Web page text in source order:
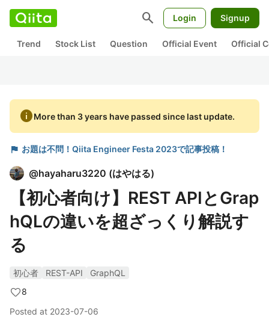
search Login Signup
Trend Stock List Question Official Event Official
infoMore than 3 years have passed since last update.
flag お題は不問！Qiita Engineer Festa 2023で記事投稿！
@hayaharu3220 (はやはる)
【初心者向け】REST APIとGrap
hQLの違いを超ざっくり解説す
る
初心者 REST-API
GraphQL
8
Posted at 2023-07-06